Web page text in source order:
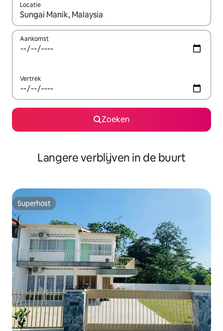
Locatie
Wanneer er resultaten beschikbaar zijn, maak je een keuze
Aankomst
Vertrek
Zoeken
Langere verblijven in de buurt
Superhost
Superhost